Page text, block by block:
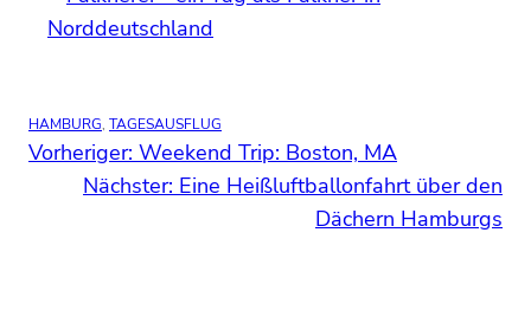
HAMBURG, TAGESAUSFLUG
Vorheriger: Weekend Trip: Boston, MA
Nächster: Eine Heißluftballonfahrt über den
Dächern Hamburgs